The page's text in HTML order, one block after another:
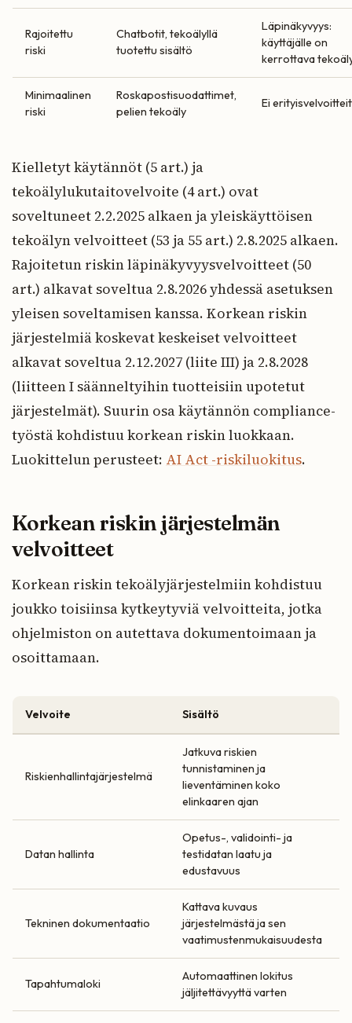
Rajoitettu
riski
Chatbotit, tekoälyllä
tuotettu sisältö
Läpinäkyvyys:
käyttäjälle on
kerrottava
Minimaalinen
riski
Roskapostisuodattimet,
pelien tekoäly
Ei
Kielletyt käytännöt (5 art.) ja
tekoälylukutaitovelvoite (4 art.) ovat
soveltuneet 2.2.2025 alkaen ja yleiskäyttöisen
tekoälyn velvoitteet (53 ja 55 art.) 2.8.2025 alkaen.
Rajoitetun riskin läpinäkyvyysvelvoitteet (50
art.) alkavat soveltua 2.8.2026 yhdessä asetuksen
yleisen soveltamisen kanssa. Korkean riskin
järjestelmiä koskevat keskeiset velvoitteet
alkavat soveltua 2.12.2027 (liite III) ja 2.8.2028
(liitteen I säänneltyihin tuotteisiin upotetut
järjestelmät). Suurin osa käytännön compliance-
työstä kohdistuu korkean riskin luokkaan.
Luokittelun perusteet: AI Act -riskiluokitus.
Korkean riskin järjestelmän
velvoitteet
Korkean riskin tekoälyjärjestelmiin kohdistuu
joukko toisiinsa kytkeytyviä velvoitteita, jotka
ohjelmiston on autettava dokumentoimaan ja
osoittamaan.
Velvoite Sisältö
Riskienhallintajärjestelmä
Jatkuva riskien
tunnistaminen ja
lieventäminen koko
elinkaaren ajan
Datan hallinta
Opetus-, validointi- ja
testidatan laatu ja
edustavuus
Tekninen dokumentaatio
Kattava kuvaus
järjestelmästä ja sen
vaatimustenmukaisuudesta
Tapahtumaloki
Automaattinen lokitus
jäljitettävyyttä varten